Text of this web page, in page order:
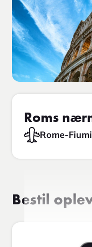
Roms
Rome-
Bestil